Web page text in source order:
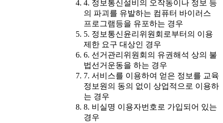
4. 정보통신설비의 오작동이나 정보 등
의 파괴를 유발하는 컴퓨터 바이러스
프로그램등을 유포하는 경우
5. 정보통신윤리위원회로부터의 이용
제한 요구 대상인 경우
6. 선거관리위원회의 유권해석 상의 불
법선거운동을 하는 경우
7. 서비스를 이용하여 얻은 정보를 교육
정보원의 동의 없이 상업적으로 이용하
는 경우
8. 비실명 이용자번호로 가입되어 있는
경우